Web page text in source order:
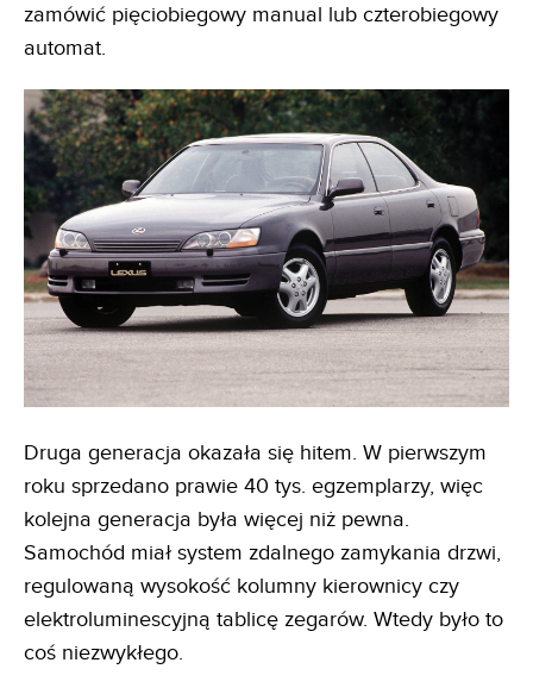
zamówić pięciobiegowy manual lub czterobiegowy
automat.
Druga generacja okazała się hitem. W pierwszym
roku sprzedano prawie 40 tys. egzemplarzy, więc
kolejna generacja była więcej niż pewna.
Samochód miał system zdalnego zamykania drzwi,
regulowaną wysokość kolumny kierownicy czy
elektroluminescyjną tablicę zegarów. Wtedy było to
coś niezwykłego.